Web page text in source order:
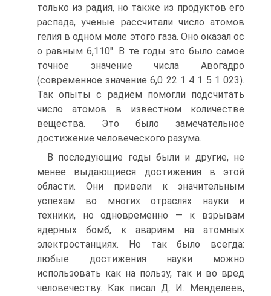
только из радия, но также из продуктов его
распада, ученые рассчитали число атомов
гелия в одном моле этого газа. Оно оказал ос
о равным 6,110". В те годы это было самое
точное значение числа Авогадро
(современное значение 6,0 22 1 4 1 5 1 023).
Так опыты с радием помогли подсчитать
число атомов в известном количестве
вещества. Это было замечательное
достижение человеческого разума.
В последующие годы были и другие, не
менее выдающиеся достижения в этой
области. Они привели к значительным
успехам во многих отраслях науки и
техники, но одновременно — к взрывам
ядерных бомб, к авариям на атомных
электростанциях. Но так было всегда:
любые достижения науки можно
использовать как на пользу, так и во вред
человечеству. Как писал Д. И. Менделеев,